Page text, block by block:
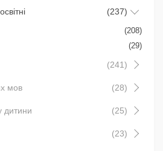
(237)
(208)
(29)
(241)
мов (28)
дитини (25)
(23)